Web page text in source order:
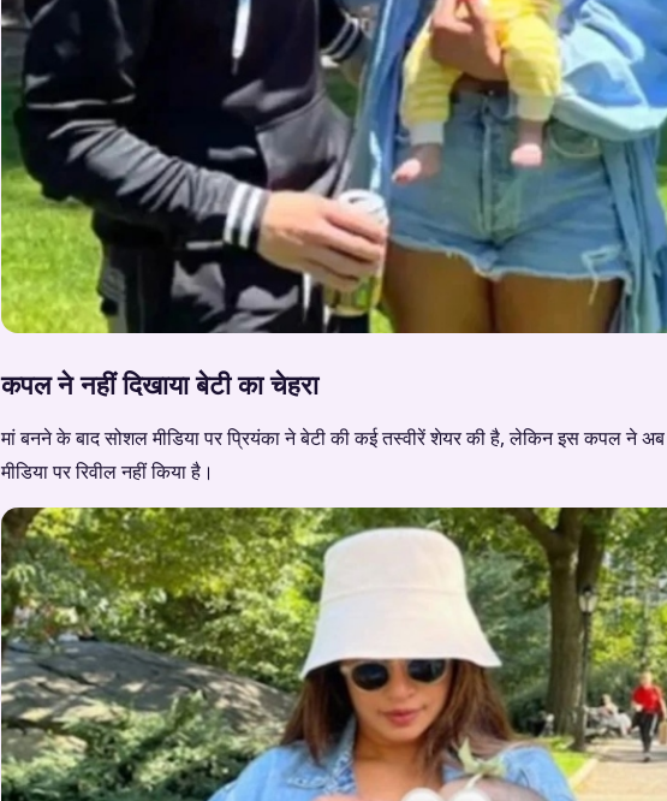
कपल ने नहीं दिखाया बेटी का चेहरा
मां बनने के बाद सोशल मीडिया पर प्रियंका ने बेटी की कई तस्वीरें शेयर की है, लेकिन इस कपल ने
मीडिया पर रिवील नहीं किया है।